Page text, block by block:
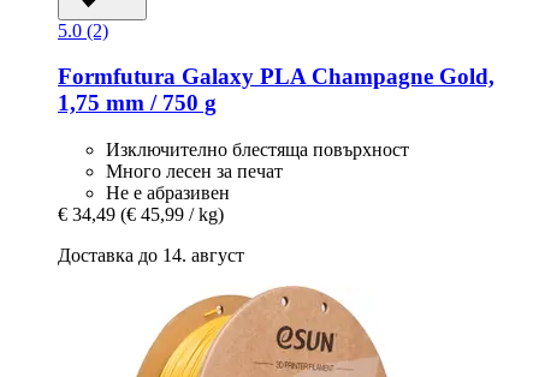
5.0 (2)
Formfutura Galaxy PLA Champagne Gold,
1,75 mm / 750 g
Изключително блестяща повърхност
Много лесен за печат
Не е абразивен
€ 34,49 (€ 45,99 / kg)
Доставка до 14. август